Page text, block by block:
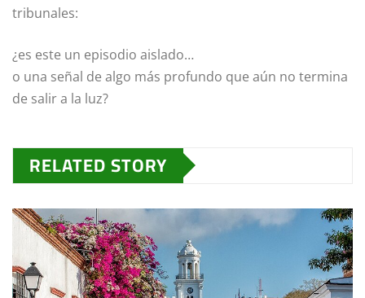
tribunales:
¿es este un episodio aislado…
o una señal de algo más profundo que aún no termina
de salir a la luz?
RELATED STORY